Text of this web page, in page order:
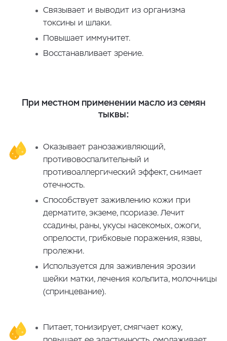
Связывает и выводит из организма
токсины и шлаки.
Повышает иммунитет.
Восстанавливает зрение.
При местном применении масло из семян
тыквы:
Оказывает ранозаживляющий,
противовоспалительный и
противоаллергический эффект, снимает
отечность.
Способствует заживлению кожи при
дерматите, экземе, псориазе. Лечит
ссадины, раны, укусы насекомых, ожоги,
опрелости, грибковые поражения, язвы,
пролежни.
Используется для заживления эрозии
шейки матки, лечения кольпита, молочницы
(спринцевание).
Питает, тонизирует, смягчает кожу,